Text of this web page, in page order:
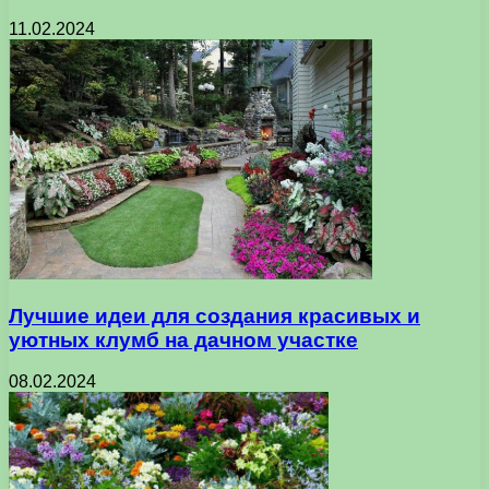
11.02.2024
Лучшие идеи для создания красивых и
уютных клумб на дачном участке
08.02.2024